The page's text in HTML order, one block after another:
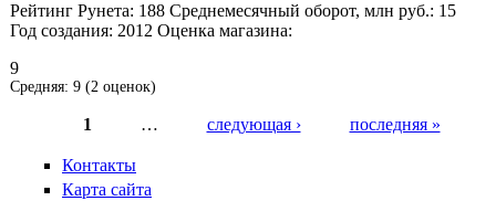
Рейтинг Рунета: 188 Среднемесячный оборот, млн руб.: 15
Год создания: 2012 Оценка магазина:
9
Средняя: 9 (2 оценок)
1 … следующая › последняя »
Контакты
Карта сайта